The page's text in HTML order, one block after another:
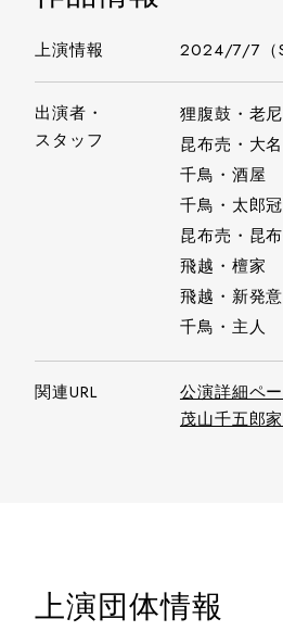
上演情報 2024/7/7（
出演者・
スタッフ
狸腹鼓・老尼
昆布売・大
千鳥・酒屋
千鳥・太郎
昆布売・昆
飛越・檀家
飛越・新発意
千鳥・主人
関連URL
公演詳細ペ
茂山千五郎
上演団体情報